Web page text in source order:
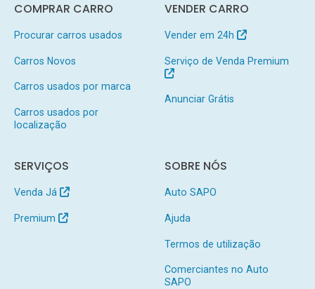
COMPRAR CARRO
Procurar carros usados
Carros Novos
Carros usados por marca
Carros usados por
localização
VENDER CARRO
Vender em 24h
Serviço de Venda Premium
Anunciar Grátis
SERVIÇOS
Venda Já
Premium
SOBRE NÓS
Auto SAPO
Ajuda
Termos de utilização
Comerciantes no Auto
SAPO